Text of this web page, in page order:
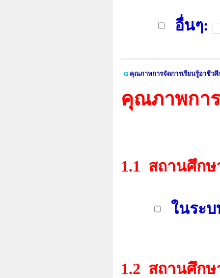
อื่นๆ:
คุณภาพการจัดการเรียนรู้อาชีวศึ
คุณภาพกา
1.1 สถานศึก
ใน
1.2 สถานศึก